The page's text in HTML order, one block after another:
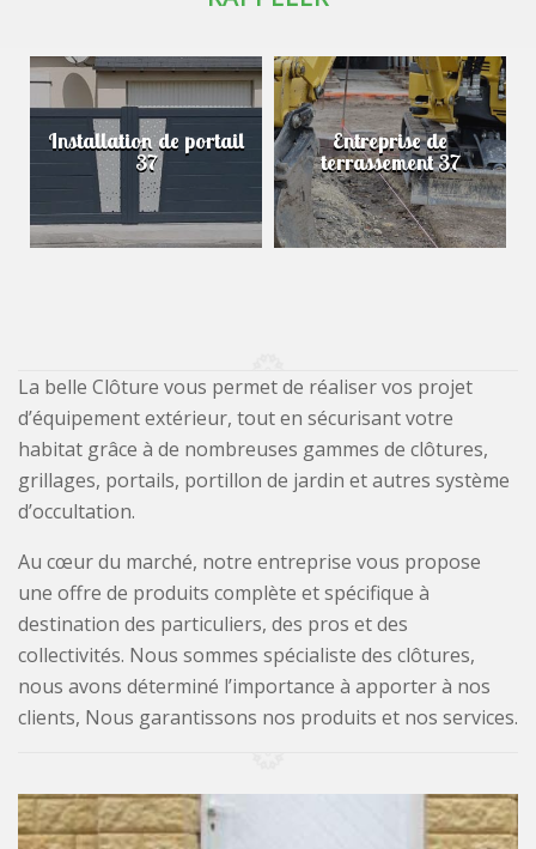
Installation de portail
37
Entreprise de
terrassement 37
La belle Clôture vous permet de réaliser vos projet
d’équipement extérieur, tout en sécurisant votre
habitat grâce à de nombreuses gammes de clôtures,
grillages, portails, portillon de jardin et autres système
d’occultation.
Au cœur du marché, notre entreprise vous propose
une offre de produits complète et spécifique à
destination des particuliers, des pros et des
collectivités. Nous sommes spécialiste des clôtures,
nous avons déterminé l’importance à apporter à nos
clients, Nous garantissons nos produits et nos services.